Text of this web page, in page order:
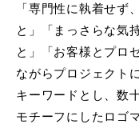
「専門性に執着せず
と」「まっさらな気
と」「お客様とプロ
ながらプロジェクト
キーワードとし、数
モチーフにしたロゴ